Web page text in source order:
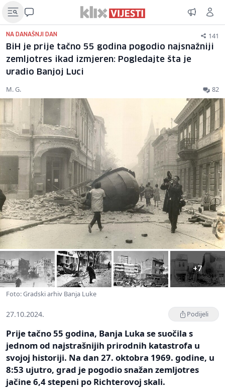
NA DANAŠNJI DAN 141
BiH je prije tačno 55 godina pogodio najsnažniji
zemljotres ikad izmjeren: Pogledajte šta je
uradio Banjoj Luci
M. G. 82
+7
Foto: Gradski arhiv Banja Luke
27.10.2024. Podijeli
Prije tačno 55 godina, Banja Luka se suočila s
jednom od najstrašnijih prirodnih katastrofa u
svojoj historiji. Na dan 27. oktobra 1969. godine, u
8:53 ujutro, grad je pogodio snažan zemljotres
jačine 6,4 stepeni po Richterovoj skali.